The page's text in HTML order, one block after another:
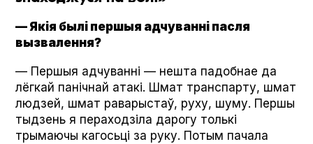
— Якія былі першыя адчуванні пасля
вызвалення?
— Першыя адчуванні — нешта падобнае да
лёгкай панічнай атакі. Шмат транспарту, шмат
людзей, шмат раварыстаў, руху, шуму. Першы
тыдзень я пераходзіла дарогу толькі
трымаючы кагосьці за руку. Потым пачала